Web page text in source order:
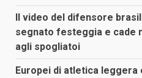
Il video del difensore
segnato festeggia e cade
agli spogliatoi
Europei di atletica leggera